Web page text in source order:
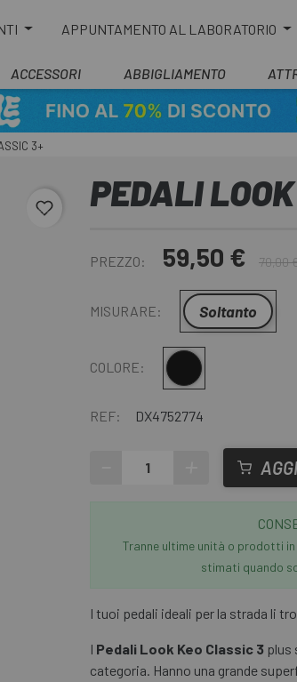
APPUNTAMENTO AL LABORATORIO
ACCESSORI ABBIGLIAMENTO
3+
favorite_border
PEDALI
PREZZO: 59,50 € 70,00
MISURARE: Soltanto
COLORE: Nero
REF: DX4752774
Tranne ultime unità o prodotti
stimati quando
I tuoi pedali ideali per la strada li
I Pedali Look Keo Classic 3 plus
categoria. Hanno una grande